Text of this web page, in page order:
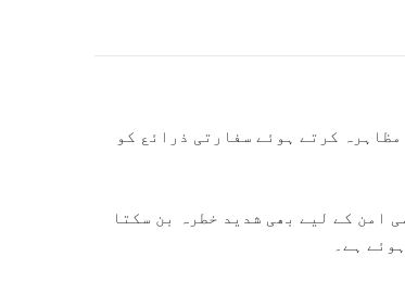
کرتے ہوئے سفارتی ذرائع کو
امن کے لیے بھی شدید خطرہ بن سکتا
ہے۔